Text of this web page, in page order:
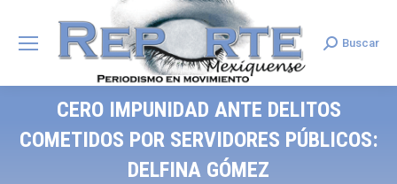
Search:
Buscar
CERO IMPUNIDAD ANTE DELITOS
COMETIDOS POR SERVIDORES PÚBLICOS:
DELFINA GÓMEZ